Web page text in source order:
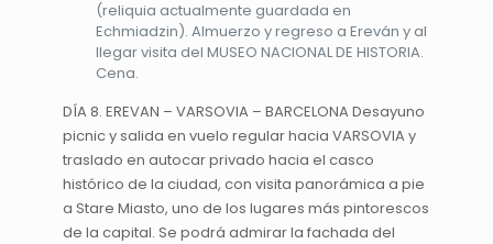
(reliquia actualmente guardada en
Echmiadzin). Almuerzo y regreso a Ereván y al
llegar visita del MUSEO NACIONAL DE HISTORIA.
Cena.
DÍA 8. EREVAN – VARSOVIA – BARCELONA Desayuno
picnic y salida en vuelo regular hacia VARSOVIA y
traslado en autocar privado hacia el casco
histórico de la ciudad, con visita panorámica a pie
a Stare Miasto, uno de los lugares más pintorescos
de la capital. Se podrá admirar la fachada del